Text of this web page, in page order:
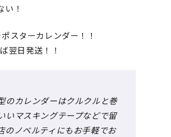
い！
スターカレンダー！！
翌日発送！！
のカレンダーはクルクルと巻
いマスキングテープなどで留
のノベルティにもお手軽でお